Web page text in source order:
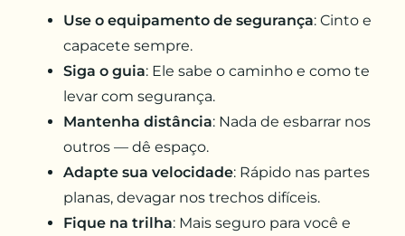
Use o equipamento de segurança: Cinto e
capacete sempre.
Siga o guia: Ele sabe o caminho e como te
levar com segurança.
Mantenha distância: Nada de esbarrar nos
outros — dê espaço.
Adapte sua velocidade: Rápido nas partes
planas, devagar nos trechos difíceis.
Fique na trilha: Mais seguro para você e